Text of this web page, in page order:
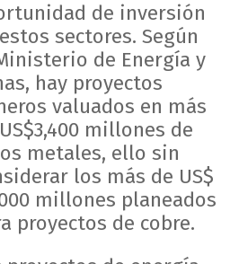
de inversión
sectores. Según
de Energía y
hay proyectos
valuados en más
millones de
metales, ello sin
los más de US$
millones planeados
proyectos de cobre.